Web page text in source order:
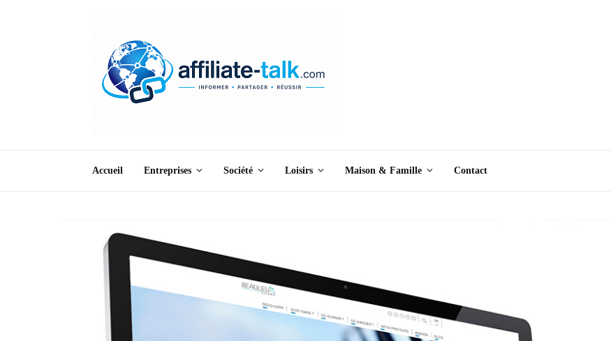
Accueil Entreprises Société Loisirs Maison & Famille Contact